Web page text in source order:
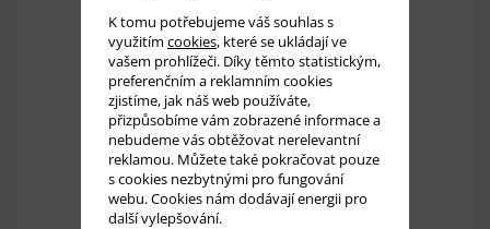
K tomu potřebujeme váš souhlas s
využitím cookies, které se ukládají ve
vašem prohlížeči. Díky těmto statistickým,
preferenčním a reklamním cookies
zjistíme, jak náš web používáte,
přizpůsobíme vám zobrazené informace a
nebudeme vás obtěžovat nerelevantní
reklamou. Můžete také pokračovat pouze
s cookies nezbytnými pro fungování
webu. Cookies nám dodávají energii pro
další vylepšování.